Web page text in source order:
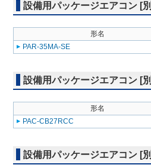
設備用パッケージエアコン [
形名
PAR-35MA-SE
設備用パッケージエアコン [
形名
PAC-CB27RCC
設備用パッケージエアコン [